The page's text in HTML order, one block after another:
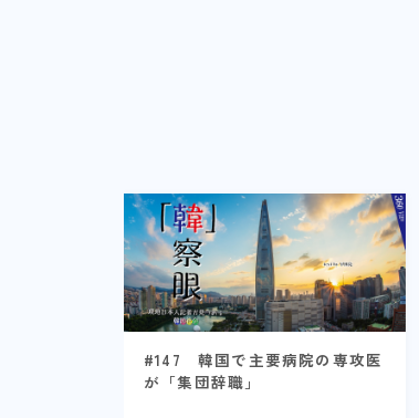
#147 韓国で主要病院の専攻医
が「集団辞職」